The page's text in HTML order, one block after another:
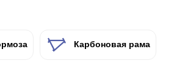
Карбоновая рама
раз в 2